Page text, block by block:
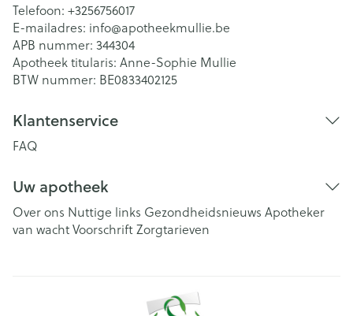
Telefoon: +3256756017
E-mailadres: info@apotheekmullie.be
APB nummer: 344304
Apotheek titularis: Anne-Sophie Mullie
BTW nummer: BE0833402125
Klantenservice
FAQ
Uw apotheek
Over ons Nuttige links Gezondheidsnieuws Apotheker
van wachtVoorschriftZorgtarieven